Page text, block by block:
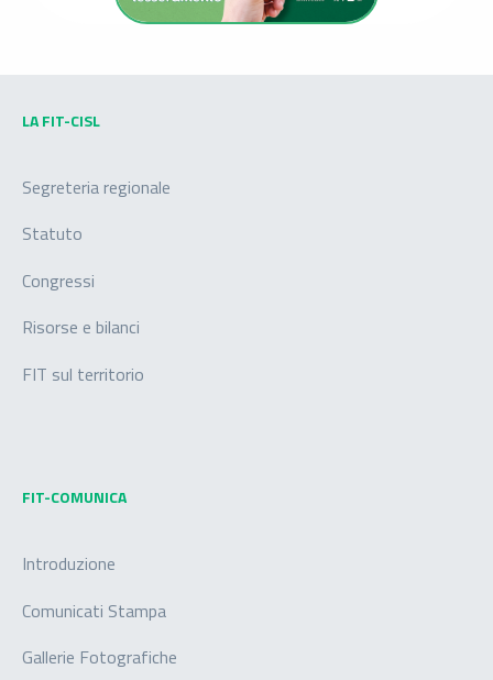
LA FIT-CISL
Segreteria regionale
Statuto
Congressi
Risorse e bilanci
FIT sul territorio
FIT-COMUNICA
Introduzione
Comunicati Stampa
Gallerie Fotografiche